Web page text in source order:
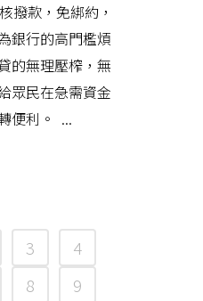
撥款，免綁約，
銀行的高門檻煩
的無理壓榨，無
眾民在急需資金
便利。 ...
3
4
8
9